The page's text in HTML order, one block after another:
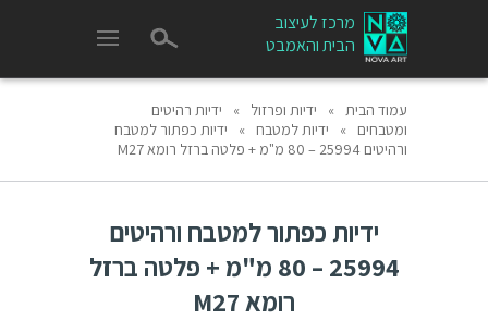
מרכז לעיצוב
הבית והאמבט
עמוד הבית » ידיות ופרזול »
ידיות רהיטים
ומטבחים
» ידיות למטבח »
ידיות כפתור למטבח
ורהיטים 25994 – 80 מ"מ + פלטה ברזל רומא M27
ידיות כפתור למטבח ורהיטים
25994 – 80 מ"מ + פלטה ברזל
רומא M27